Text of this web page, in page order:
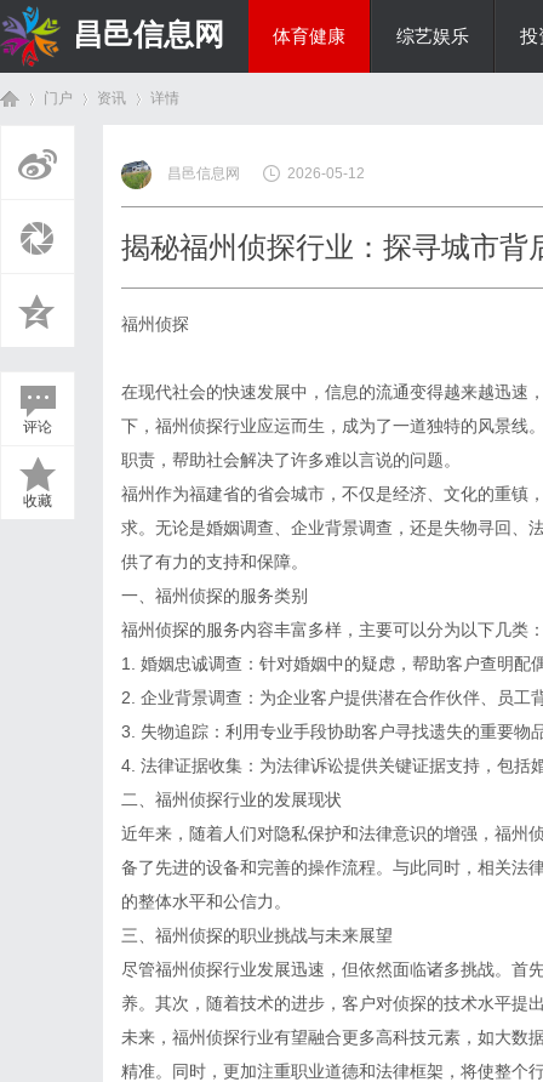
昌邑信息网 体育健康 综艺娱乐 投
门户 资讯
›
详情
评论
收藏
昌邑信息网 2026-05-12
揭秘福州侦探行业：探寻城市背
福州侦探
在现代社会的快速发展中，信息的流通变得越来越迅速
下，福州侦探行业应运而生，成为了一道独特的风景线
职责，帮助社会解决了许多难以言说的问题。
福州作为福建省的省会城市，不仅是经济、文化的重镇
求。无论是婚姻调查、企业背景调查，还是失物寻回、
供了有力的支持和保障。
一、福州侦探的服务类别
福州侦探的服务内容丰富多样，主要可以分为以下几类
1. 婚姻忠诚调查：针对婚姻中的疑虑，帮助客户查明配
2. 企业背景调查：为企业客户提供潜在合作伙伴、员工
3. 失物追踪：利用专业手段协助客户寻找遗失的重要物
4. 法律证据收集：为法律诉讼提供关键证据支持，包括
二、福州侦探行业的发展现状
近年来，随着人们对隐私保护和法律意识的增强，福州
备了先进的设备和完善的操作流程。与此同时，相关法
的整体水平和公信力。
三、福州侦探的职业挑战与未来展望
尽管福州侦探行业发展迅速，但依然面临诸多挑战。首
养。其次，随着技术的进步，客户对侦探的技术水平提
未来，福州侦探行业有望融合更多高科技元素，如大数
精准。同时，更加注重职业道德和法律框架，将使整个